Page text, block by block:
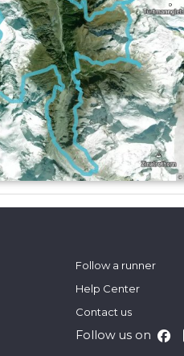
Follow a runner
Help Center
Contact us
Follow us on